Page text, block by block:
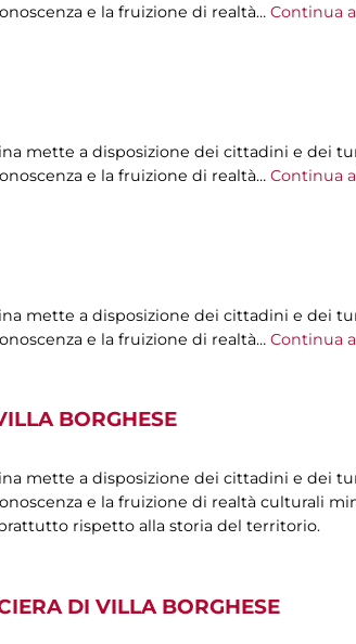
e la fruizione di realtà… Continua
mette a disposizione dei cittadini e dei
e la fruizione di realtà… Continua
mette a disposizione dei cittadini e dei
e la fruizione di realtà… Continua
BORGHESE
mette a disposizione dei cittadini e dei
e la fruizione di realtà culturali
rispetto alla storia del territorio.
DI VILLA BORGHESE